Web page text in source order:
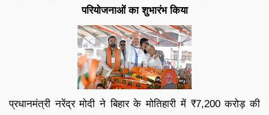
परियोजनाओं का शुभारंभ किया
प्रधानमंत्री नरेंद्र मोदी ने बिहार के मोतिहारी में ₹7,200 करोड़ की